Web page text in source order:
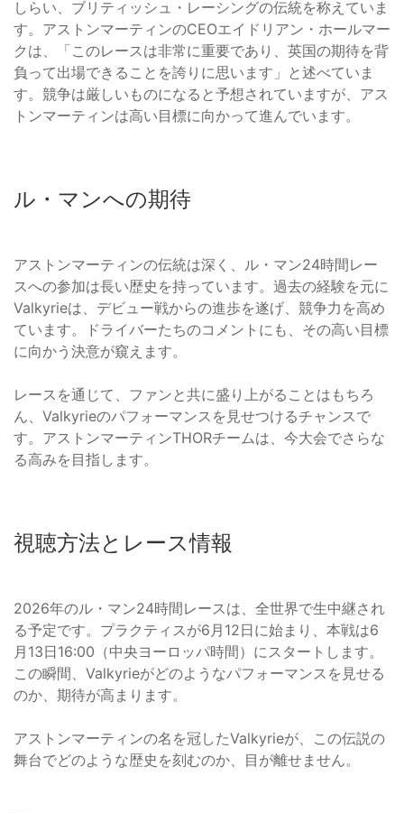
しらい、ブリティッシュ・レーシングの伝統を称えていま
す。アストンマーティンのCEOエイドリアン・ホールマー
クは、「このレースは非常に重要であり、英国の期待を背
負って出場できることを誇りに思います」と述べていま
す。競争は厳しいものになると予想されていますが、アス
トンマーティンは高い目標に向かって進んでいます。
ル・マンへの期待
アストンマーティンの伝統は深く、ル・マン24時間レー
スへの参加は長い歴史を持っています。過去の経験を元に
Valkyrieは、デビュー戦からの進歩を遂げ、競争力を高め
ています。ドライバーたちのコメントにも、その高い目標
に向かう決意が窺えます。
レースを通じて、ファンと共に盛り上がることはもちろ
ん、Valkyrieのパフォーマンスを見せつけるチャンスで
す。アストンマーティンTHORチームは、今大会でさらな
る高みを目指します。
視聴方法とレース情報
2026年のル・マン24時間レースは、全世界で生中継され
る予定です。プラクティスが6月12日に始まり、本戦は6
月13日16:00（中央ヨーロッパ時間）にスタートします。
この瞬間、Valkyrieがどのようなパフォーマンスを見せる
のか、期待が高まります。
アストンマーティンの名を冠したValkyrieが、この伝説の
舞台でどのような歴史を刻むのか、目が離せません。